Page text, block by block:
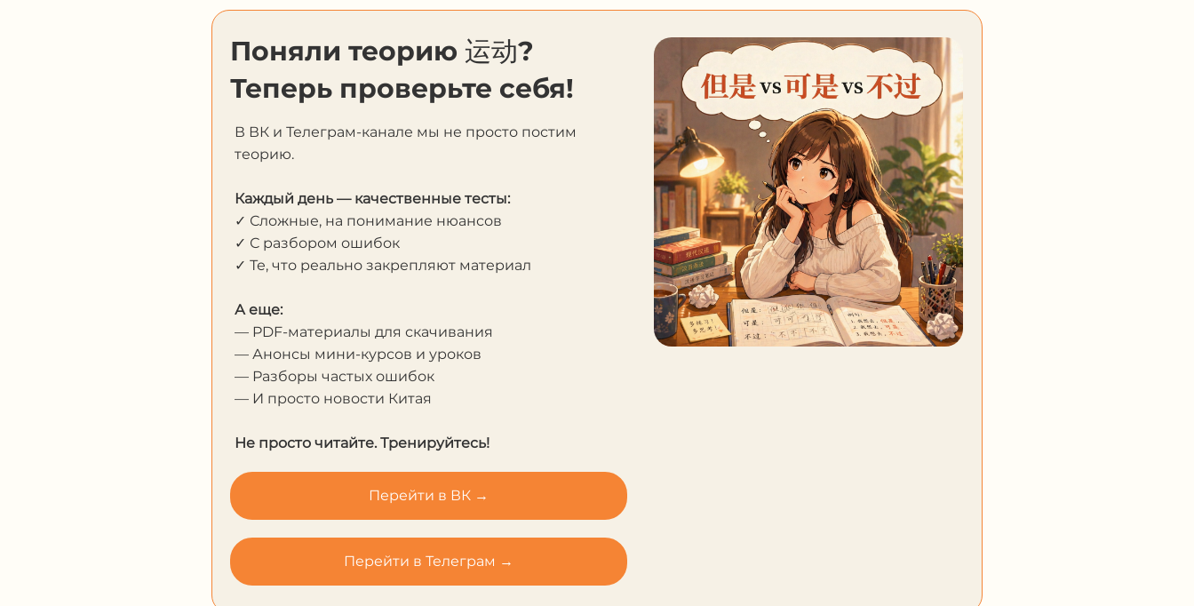
Поняли теорию 运动?
Теперь проверьте себя!
В ВК и Телеграм-канале мы не просто постим
теорию.
Каждый день — качественные тесты:
✓ Сложные, на понимание нюансов
✓ С разбором ошибок
✓ Те, что реально закрепляют материал
А еще:
— PDF-материалы для скачивания
— Анонсы мини-курсов и уроков
— Разборы частых ошибок
— И просто новости Китая
Не просто читайте. Тренируйтесь!
Перейти в ВК →
Перейти в Телеграм →